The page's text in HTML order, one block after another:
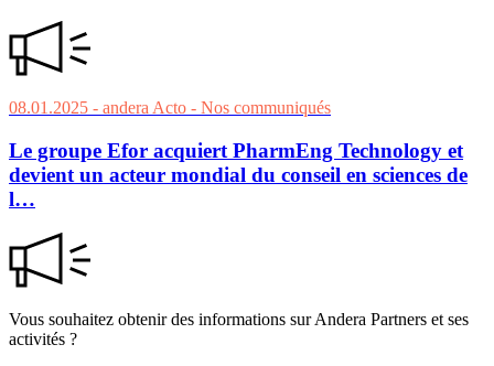
08.01.2025 - andera Acto - Nos communiqués
Le groupe Efor acquiert PharmEng Technology et
devient un acteur mondial du conseil en sciences de
l…
Vous souhaitez obtenir des informations sur Andera Partners et ses
activités ?